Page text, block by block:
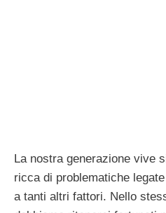
La nostra generazione vive
ricca di problematiche
a tanti altri fattori. Nello